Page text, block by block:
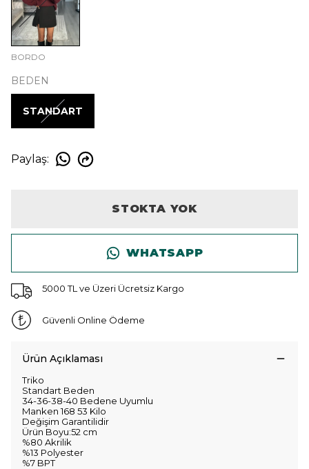
BORDO
BEDEN
STANDART
Paylaş:
STOKTA YOK
WHATSAPP
5000 TL ve Üzeri Ücretsiz Kargo
Güvenli Online Ödeme
Ürün Açıklaması
Triko
Standart Beden
34-36-38-40 Bedene Uyumlu
Manken 168 53 Kilo
Değişim Garantilidir
Ürün Boyu:52 cm
%80 Akrilik
%13 Polyester
%7 BPT